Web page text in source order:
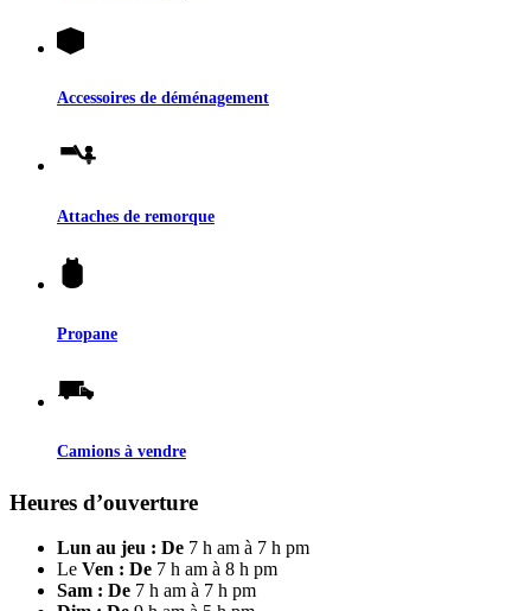
Accessoires de déménagement
Attaches de remorque
Propane
Camions à vendre
Heures d’ouverture
Lun au jeu : De 7 h am à 7 h pm
Le Ven : De 7 h am à 8 h pm
Sam : De 7 h am à 7 h pm